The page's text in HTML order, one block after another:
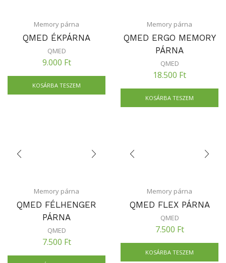
Memory párna
QMED ÉKPÁRNA
QMED
9.000 Ft
KOSÁRBA TESZEM
Memory párna
QMED ERGO MEMORY
PÁRNA
QMED
18.500 Ft
KOSÁRBA TESZEM
Memory párna
QMED FÉLHENGER
PÁRNA
QMED
7.500 Ft
Memory párna
QMED FLEX PÁRNA
QMED
7.500 Ft
KOSÁRBA TESZEM